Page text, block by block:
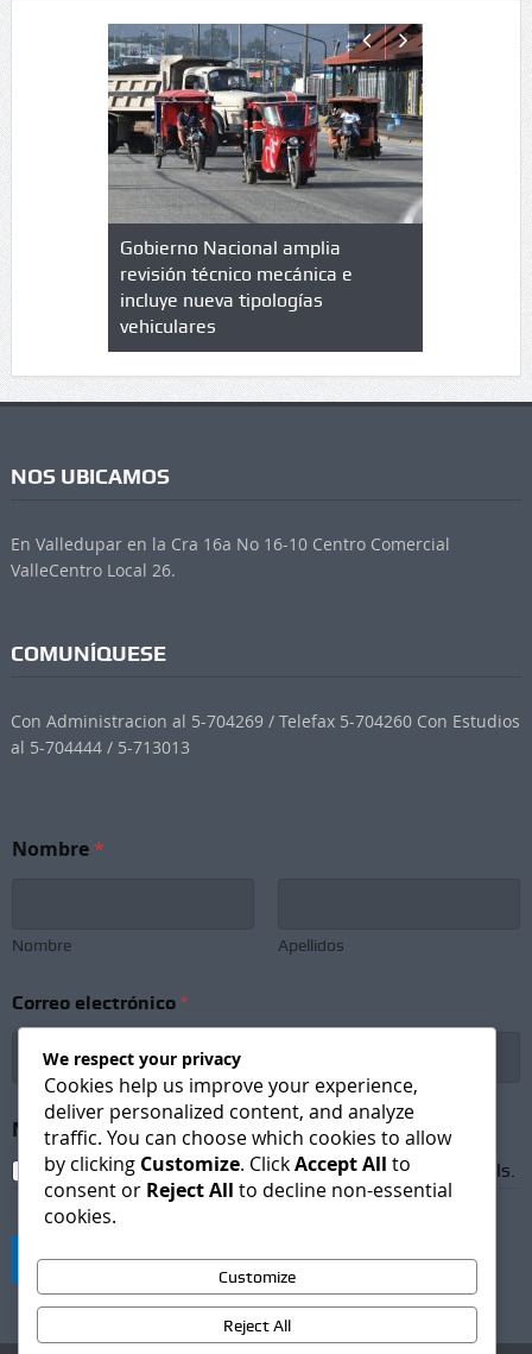
de
en
Gobierno Nacional amplia
revisión técnico mecánica e
incluye nueva tipologías
vehiculares
Qué es
cuáles
NOS UBICAMOS
En Valledupar en la Cra 16a No 16-10 Centro Comercial
ValleCentro Local 26.
COMUNÍQUESE
Con Administracion al 5-704269 / Telefax 5-704260 Con Estudios
al 5-704444 / 5-713013
Nombre*
Nombre Apellidos
Correo electrónico *
e
l
e
Newsletter Subscription*
I agree to receive newsletters and promotional emails.
Suscribirse
We respect your privacy
Cookies help us improve your experience,
deliver personalized content, and analyze
traffic. You can choose which cookies to allow
by clicking Customize. ClickAccept All to
consent or Reject All to decline non-essential
cookies.
Customize
Reject All